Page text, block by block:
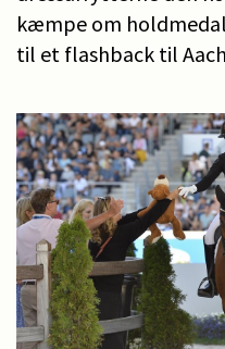
kæmpe om
til et flashback til